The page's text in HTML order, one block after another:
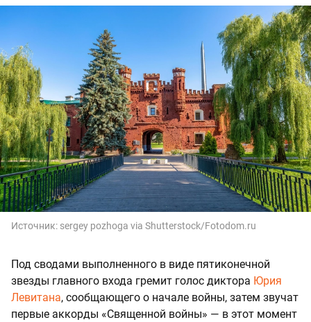
Источник: sergey pozhoga via Shutterstock/Fotodom.ru
Под сводами выполненного в виде пятиконечной
звезды главного входа гремит голос диктора Юрия
Левитана, сообщающего о начале войны, затем звучат
первые аккорды «Священной войны» — в этот момент